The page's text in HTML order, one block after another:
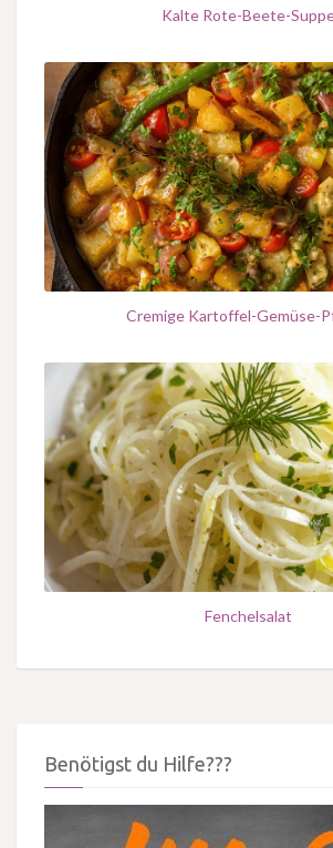
Kalte Rote-Beete-
Cremige Kartoffel-Gemüse-
Fenchelsalat
Benötigst du Hilfe???